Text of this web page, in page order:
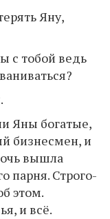
Яну,
с тобой ведь
Яны богатые,
бизнесмен, и
вышла
парня. Строго-
этом.
и всё.